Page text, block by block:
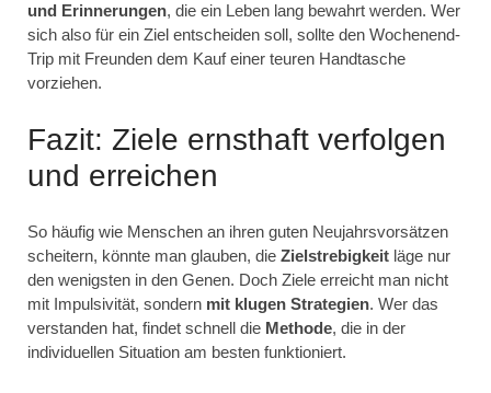
und Erinnerungen, die ein Leben lang bewahrt werden. Wer
sich also für ein Ziel entscheiden soll, sollte den Wochenend-
Trip mit Freunden dem Kauf einer teuren Handtasche
vorziehen.
Fazit: Ziele ernsthaft verfolgen
und erreichen
So häufig wie Menschen an ihren guten Neujahrsvorsätzen
scheitern, könnte man glauben, die Zielstrebigkeit läge nur
den wenigsten in den Genen. Doch Ziele erreicht man nicht
mit Impulsivität, sondern mit klugen Strategien. Wer das
verstanden hat, findet schnell die Methode, die in der
individuellen Situation am besten funktioniert.